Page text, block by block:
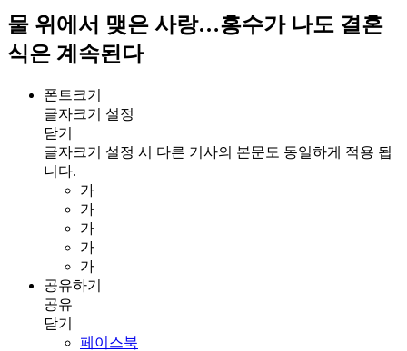
물 위에서 맺은 사랑…홍수가 나도 결혼
식은 계속된다
폰트크기
글자크기 설정
닫기
글자크기 설정 시 다른 기사의 본문도 동일하게 적용 됩
니다.
가
가
가
가
가
공유하기
공유
닫기
페이스북